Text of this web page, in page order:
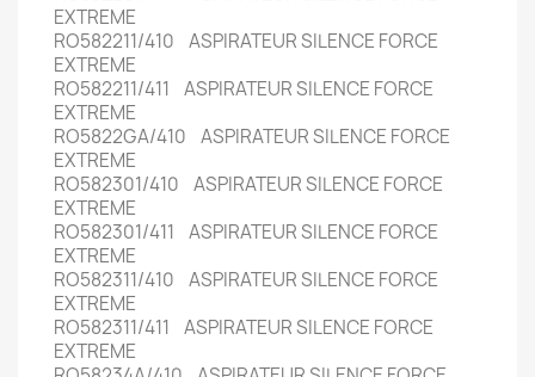
EXTREME
RO582211/410 ASPIRATEUR SILENCE FORCE
EXTREME
RO582211/411 ASPIRATEUR SILENCE FORCE
EXTREME
RO5822GA/410 ASPIRATEUR SILENCE FORCE
EXTREME
RO582301/410 ASPIRATEUR SILENCE FORCE
EXTREME
RO582301/411 ASPIRATEUR SILENCE FORCE
EXTREME
RO582311/410 ASPIRATEUR SILENCE FORCE
EXTREME
RO582311/411 ASPIRATEUR SILENCE FORCE
EXTREME